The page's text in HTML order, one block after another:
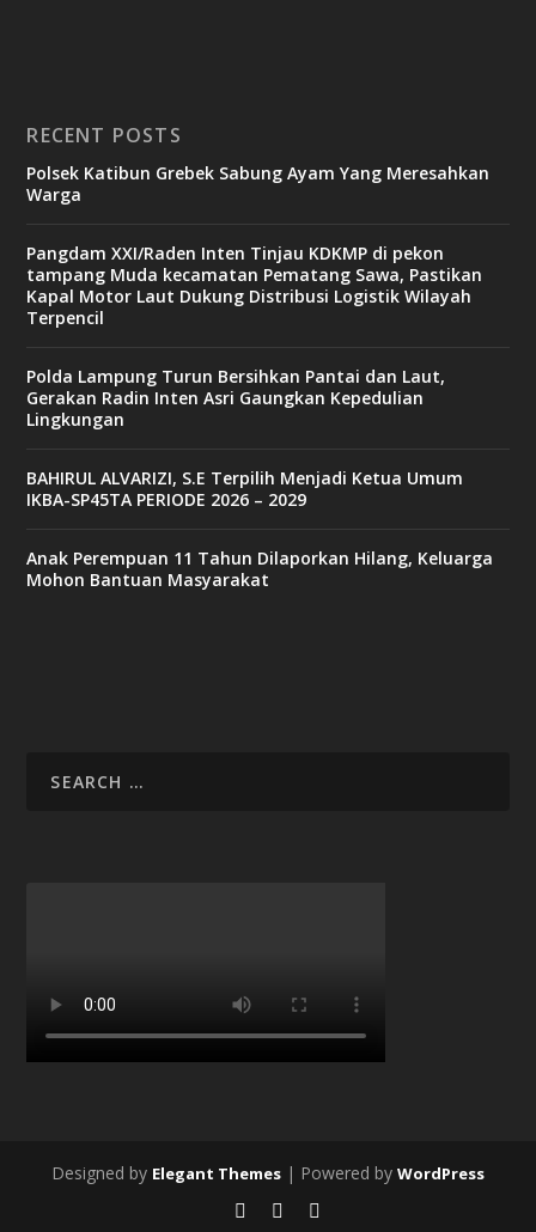
RECENT POSTS
Polsek Katibun Grebek Sabung Ayam Yang Meresahkan
Warga
Pangdam XXI/Raden Inten Tinjau KDKMP di pekon
tampang Muda kecamatan Pematang Sawa, Pastikan
Kapal Motor Laut Dukung Distribusi Logistik Wilayah
Terpencil
Polda Lampung Turun Bersihkan Pantai dan Laut,
Gerakan Radin Inten Asri Gaungkan Kepedulian
Lingkungan
BAHIRUL ALVARIZI, S.E Terpilih Menjadi Ketua Umum
IKBA-SP45TA PERIODE 2026 – 2029
Anak Perempuan 11 Tahun Dilaporkan Hilang, Keluarga
Mohon Bantuan Masyarakat
Designed by Elegant Themes | Powered by WordPress